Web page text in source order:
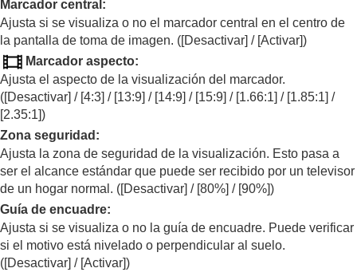
Configuración de la calidad de imagen y del
formato de grabación
Utilización de funciones táctiles
Ajustes de obturación
Utilización del zoom
Utilización del flash
Compens. objetiv.
Reducción de ruido
Configuración de la visualización del monitor
durante la toma
Rev.automática(imagen fija)
Visual. tomas rest.
Vis. lín. cuadrícul. (imagen fija/película)
Tipo lín. cuadríc. (imagen fija/película)
Ajust. vis. en directo
Marcador central :
Ajusta si se visualiza o no el marcador central en el centro de
la pantalla de toma de imagen. ([Desactivar] / [Activar])
Marcador aspecto:
Ajusta el aspecto de la visualización del marcador.
([Desactivar] / [4:3] / [13:9] / [14:9] / [15:9] / [1.66:1] / [1.85:1] /
[2.35:1])
Zona seguridad :
Ajusta la zona de seguridad de la visualización. Esto pasa a
ser el alcance estándar que puede ser recibido por un televisor
de un hogar normal. ([Desactivar] / [80%] / [90%])
Guía de encuadre:
Ajusta si se visualiza o no la guía de encuadre. Puede verificar
si el motivo está nivelado o perpendicular al suelo.
([Desactivar] / [Activar])